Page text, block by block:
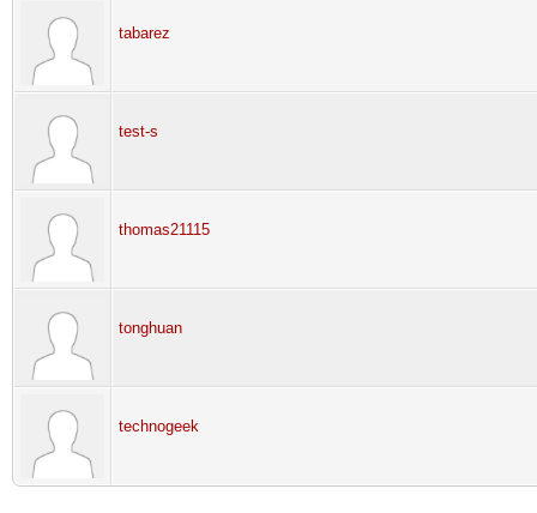
tabarez
test-s
thomas21115
tonghuan
technogeek